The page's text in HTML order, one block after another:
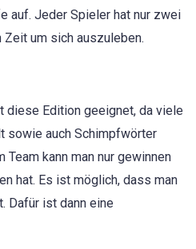
auf. Jeder Spieler hat nur zwei
Zeit um sich auszuleben.
diese Edition geeignet, da viele
sowie auch Schimpfwörter
kann man nur gewinnen
hat. Es ist möglich, dass man
Dafür ist dann eine